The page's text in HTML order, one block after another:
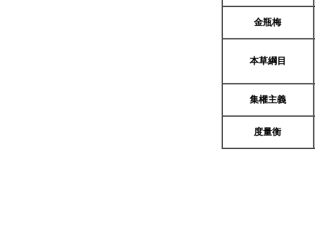
金瓶梅
本草綱目
集權主義
度量衡